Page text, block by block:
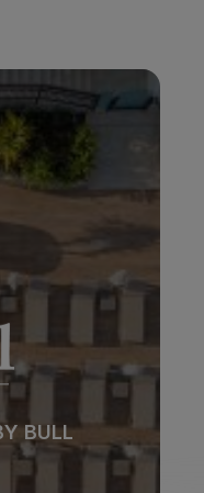
CARMEN
CARMEN
Inclusive